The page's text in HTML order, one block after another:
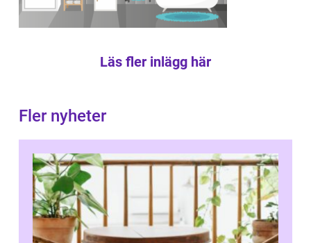
Läs fler inlägg här
Fler nyheter